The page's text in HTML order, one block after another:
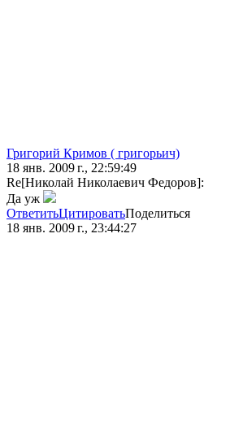
Григорий Кримов ( григорьич)
18 янв. 2009 г., 22:59:49
Re[Николай Николаевич Федоров]:
Да уж
ОтветитьЦитироватьПоделиться
18 янв. 2009 г., 23:44:27